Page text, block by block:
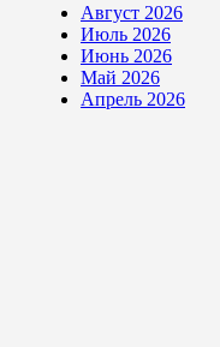
Август 2026
Июль 2026
Июнь 2026
Май 2026
Апрель 2026